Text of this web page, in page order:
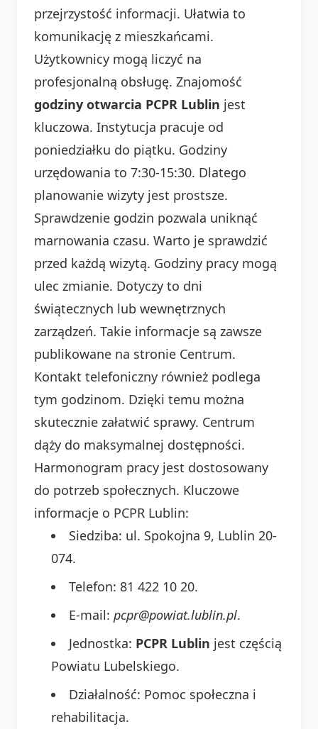
przejrzystość informacji. Ułatwia to
komunikację z mieszkańcami.
Użytkownicy mogą liczyć na
profesjonalną obsługę. Znajomość
godziny otwarcia PCPR Lublin jest
kluczowa. Instytucja pracuje od
poniedziałku do piątku. Godziny
urzędowania to 7:30-15:30. Dlatego
planowanie wizyty jest prostsze.
Sprawdzenie godzin pozwala uniknąć
marnowania czasu. Warto je sprawdzić
przed każdą wizytą. Godziny pracy mogą
ulec zmianie. Dotyczy to dni
świątecznych lub wewnętrznych
zarządzeń. Takie informacje są zawsze
publikowane na stronie Centrum.
Kontakt telefoniczny również podlega
tym godzinom. Dzięki temu można
skutecznie załatwić sprawy. Centrum
dąży do maksymalnej dostępności.
Harmonogram pracy jest dostosowany
do potrzeb społecznych. Kluczowe
informacje o PCPR Lublin:
Siedziba: ul. Spokojna 9, Lublin 20-
074.
Telefon: 81 422 10 20.
E-mail: pcpr@powiat.lublin.pl.
Jednostka: PCPR Lublin jest częścią
Powiatu Lubelskiego.
Działalność: Pomoc społeczna i
rehabilitacja.